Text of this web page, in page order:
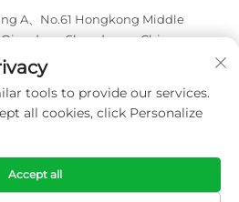
A、No.61 Hongkong Middle
、Shandong、China
ン・リトゥーン株式会社。全著作権所
プライバシーポリシー
tools to provide our services.
all cookies, click Personalize
Accept all